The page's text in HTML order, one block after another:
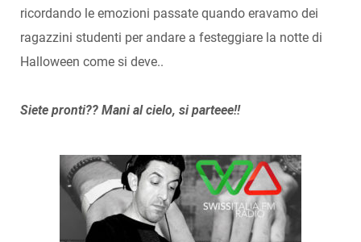
ricordando le emozioni passate quando eravamo dei
ragazzini studenti per andare a festeggiare la notte di
Halloween come si deve..
Siete pronti?? Mani al cielo, si parteee!!